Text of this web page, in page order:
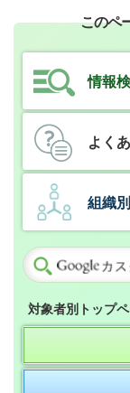
このペ
情報
よく
組織
対象者別トップ